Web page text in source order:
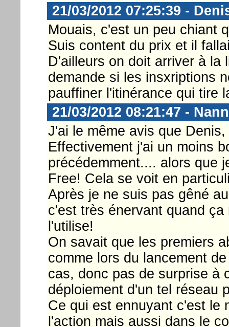
21/03/2012 07:25:39 -
Mouais, c'est un peu chiant
Suis content du prix et il
D'ailleurs on doit arriver à la
demande si les insxriptions
pauffiner l'itinérance qui tire
21/03/2012 08:21:47 -
J'ai le même avis que
Effectivement j'ai un moins
précédemment.... alors que
Free! Cela se voit en
Après je ne suis pas gêné
c'est très énervant quand
l'utilise!
On savait que les premiers
comme lors du lancement
cas, donc pas de surprise à
déploiement d'un tel réseau
Ce qui est ennuyant c'est le
l'action mais aussi dans le